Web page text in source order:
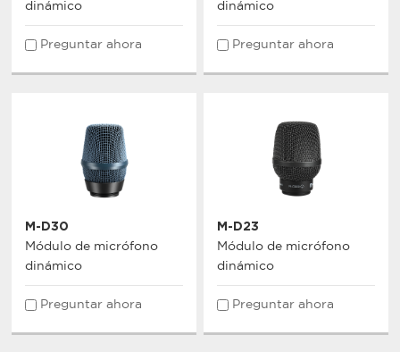
dinámico
Preguntar ahora
dinámico
Preguntar ahora
M-D30
Módulo de micrófono
dinámico
Preguntar ahora
M-D23
Módulo de micrófono
dinámico
Preguntar ahora